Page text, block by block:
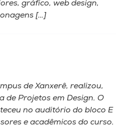
gráfico, web design,
[…]
de Xanxerê, realizou,
de Projetos em Design. O
no auditório do bloco E
e acadêmicos do curso.